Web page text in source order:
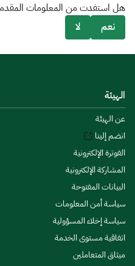
هل استفدت من المعلومات
نعم
لا
الهيئة
عن الهيئة
انضم إلينا
الفوترة الإلكترونية
المشاركة الإلكترونية
البيانات المفتوحة
سياسة أمن المعلومات
سياسة إخلاء المسؤولية
اتفاقية مستوى الخدمة
ميثاق المتعاملين